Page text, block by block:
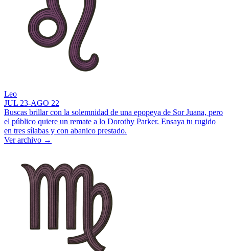
Leo
JUL 23-AGO 22
Buscas brillar con la solemnidad de una epopeya de Sor Juana, pero
el público quiere un remate a lo Dorothy Parker. Ensaya tu rugido
en tres sílabas y con abanico prestado.
Ver archivo →